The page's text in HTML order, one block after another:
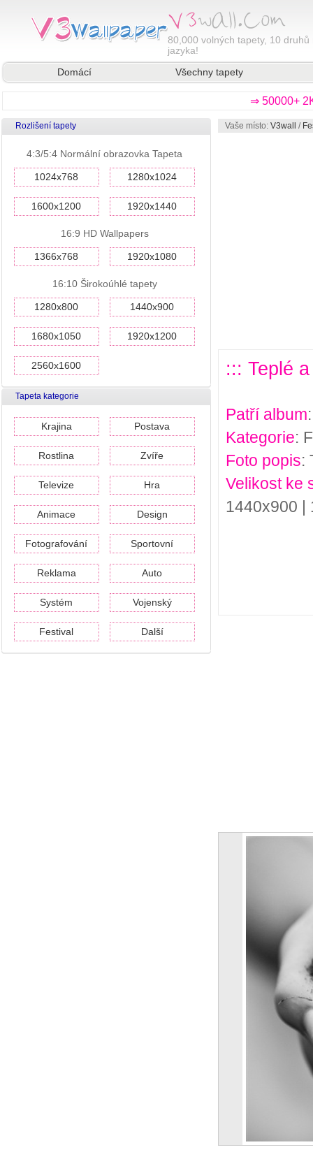
80,000 volných tapety, 10 druhů
jazyka!
Domácí
Všechny tapety
⇒ 50000+
Rozlišení tapety
4:3/5:4 Normální obrazovka Tapeta
1024x768 1280x1024
1600x1200 1920x1440
16:9 HD Wallpapers
1366x768 1920x1080
16:10 Širokoúhlé tapety
1280x800 1440x900
1680x1050 1920x1200
2560x1600
Tapeta kategorie
Krajina Postava
Rostlina Zvíře
Televize Hra
Animace Design
Fotografování Sportovní
Reklama Auto
Systém Vojenský
Festival Další
Vaše místo: V3wall /
::: Teplé
Patří album
Kategorie:
Foto popis:
Velikost ke
1440x900 |